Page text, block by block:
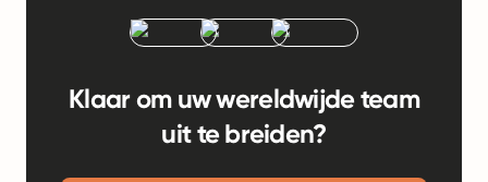
Klaar om uw wereldwijde team
uit te breiden?